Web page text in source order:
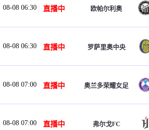
08-08 06:30 直播中 欧帕尔利奥
08-08 06:30 直播中 罗萨里奥中央
08-08 07:00 直播中 奥兰多荣耀女足
08-08 07:00 直播中 弗尔戈FC